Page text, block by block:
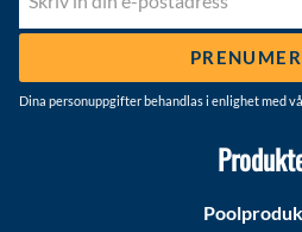
Dina personuppgifter behandlas i enlighet med